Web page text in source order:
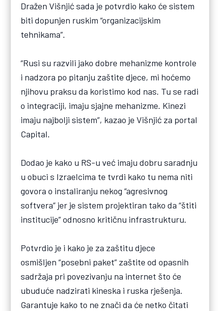
Dražen Višnjić sada je potvrdio kako će sistem
biti dopunjen ruskim “organizacijskim
tehnikama”.
“Rusi su razvili jako dobre mehanizme kontrole
i nadzora po pitanju zaštite djece, mi hoćemo
njihovu praksu da koristimo kod nas. Tu se radi
o integraciji, imaju sjajne mehanizme. Kinezi
imaju najbolji sistem”, kazao je Višnjić za portal
Capital.
Dodao je kako u RS-u već imaju dobru saradnju
u obuci s Izraelcima te tvrdi kako tu nema niti
govora o instaliranju nekog “agresivnog
softvera” jer je sistem projektiran tako da “štiti
institucije” odnosno kritičnu infrastrukturu.
Potvrdio je i kako je za zaštitu djece
osmišljen “posebni paket” zaštite od opasnih
sadržaja pri povezivanju na internet što će
ubuduće nadzirati kineska i ruska rješenja.
Garantuje kako to ne znači da će netko čitati